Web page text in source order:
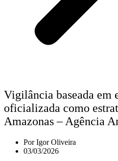
Vigilância baseada em
oficializada como
Amazonas – Agência
PorIgor Oliveira
03/03/2026